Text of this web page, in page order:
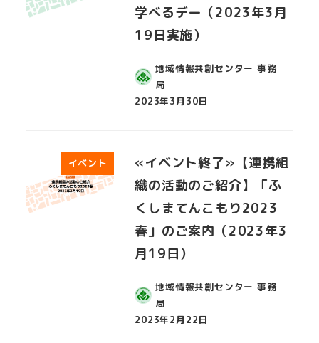
学べるデー（2023年3月
19日実施）
地域情報共創センター 事務
局
投稿日
2023年3月30日
イベント
«イベント終了»【連携組
織の活動のご紹介】「ふ
くしまてんこもり2023
春」のご案内（2023年3
月19日）
地域情報共創センター 事務
局
投稿日
2023年2月22日